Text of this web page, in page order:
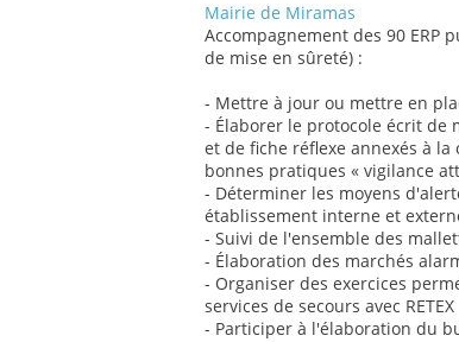
Mairie de Miramas
Accompagnement des 90 ERP
de mise en sûreté) :
- Mettre à jour ou mettre en
- Élaborer le protocole écrit de
et de fiche réflexe annexés à
bonnes pratiques « vigilance
- Déterminer les moyens
établissement interne et
- Suivi de l'ensemble des
- Élaboration des marchés
- Organiser des exercices
services de secours avec RETEX
- Participer à l'élaboration du